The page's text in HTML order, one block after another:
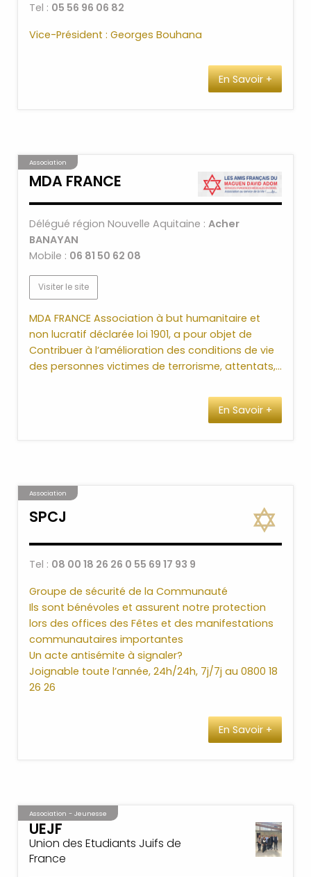
Tel : 05 56 96 06 82
Vice-Président : Georges Bouhana
En Savoir +
Association
MDA FRANCE
Délégué région Nouvelle Aquitaine : Acher
BANAYAN
Mobile : 06 81 50 62 08
Visiter le site
MDA FRANCE Association à but humanitaire et
non lucratif déclarée loi 1901, a pour objet de
Contribuer à l’amélioration des conditions de vie
des personnes victimes de terrorisme, attentats,…
En Savoir +
Association
SPCJ
Tel : 08 00 18 26 26 0 55 69 17 93 9
Groupe de sécurité de la Communauté
Ils sont bénévoles et assurent notre protection
lors des offices des Fêtes et des manifestations
communautaires importantes
Un acte antisémite à signaler?
Joignable toute l’année, 24h/24h, 7j/7j au 0800 18
26 26
En Savoir +
Association - Jeunesse
UEJF
Union des Etudiants Juifs de
France